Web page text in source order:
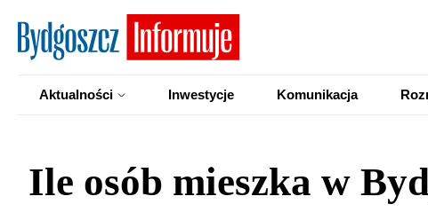
Aktualności Inwestycje Komunikacja
Ile osób mieszka w